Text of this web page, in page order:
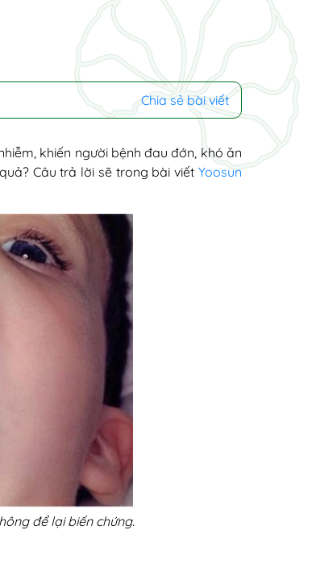
Chia sẻ bài viết
khiến người bệnh đau đớn, khó ăn
Câu trả lời sẽ trong bài viết Yoosun
để lại biến chứng.